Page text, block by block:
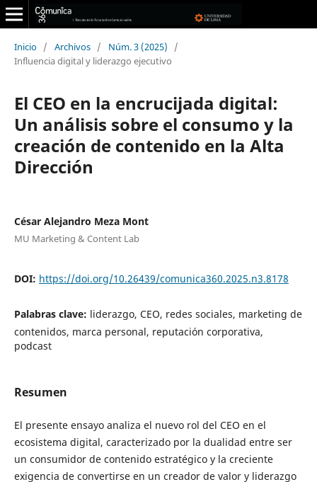
Inicio / Archivos / Núm. 3 (2025)
/
Influencia digital y liderazgo ejecutivo
El CEO en la encrucijada digital:
Un análisis sobre el consumo y la
creación de contenido en la Alta
Dirección
César Alejandro Meza Mont
MU Marketing & Content Lab
DOI: https://doi.org/10.26439/comunica360.2025.n3.8178
Palabras clave: liderazgo, CEO, redes sociales, marketing de
contenidos, marca personal, reputación corporativa,
podcast
Resumen
El presente ensayo analiza el nuevo rol del CEO en el
ecosistema digital, caracterizado por la dualidad entre ser
un consumidor de contenido estratégico y la creciente
exigencia de convertirse en un creador de valor y liderazgo